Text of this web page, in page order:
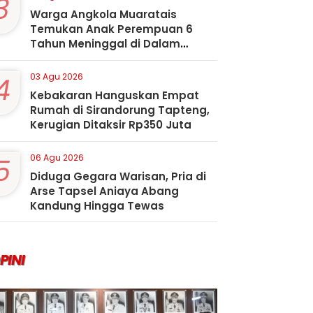
Warga Angkola Muaratais
Temukan Anak Perempuan 6
Tahun Meninggal di Dalam
Sumur
03 Agu 2026
Kebakaran Hanguskan Empat
Rumah di Sirandorung Tapteng,
Kerugian Ditaksir Rp350 Juta
06 Agu 2026
Diduga Gegara Warisan, Pria di
Arse Tapsel Aniaya Abang
Kandung Hingga Tewas